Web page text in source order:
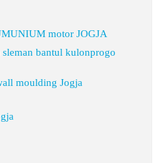
motor JOGJA
bantul kulonprogo
moulding Jogja